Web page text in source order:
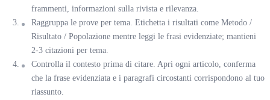
frammenti, informazioni sulla rivista e rilevanza.
Raggruppa le prove per tema. Etichetta i risultati come Metodo /
Risultato / Popolazione mentre leggi le frasi evidenziate; mantieni
2-3 citazioni per tema.
Controlla il contesto prima di citare. Apri ogni articolo, conferma
che la frase evidenziata e i paragrafi circostanti corrispondono al tuo
riassunto.